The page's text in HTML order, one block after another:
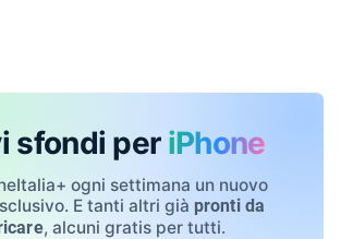
sfondi per iPhone
ogni settimana un nuovo
E tanti altri già pronti da
, alcuni gratis per tutti.